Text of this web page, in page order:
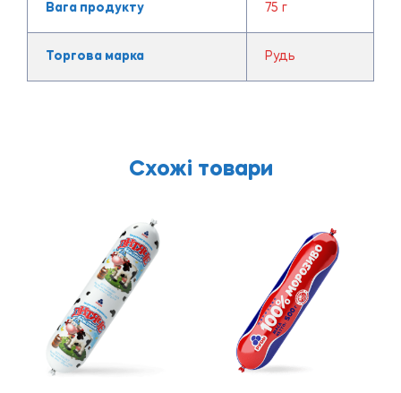
Вага продукту 75 г
Торгова марка Рудь
Схожі товари